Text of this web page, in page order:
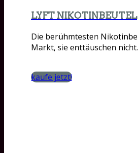
LYFT NIKOTINBEUTEL
Die berühmtesten
Markt, sie enttäuschen nicht.
kaufe jetzt!